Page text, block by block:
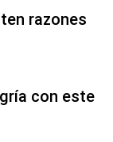
razones
con este